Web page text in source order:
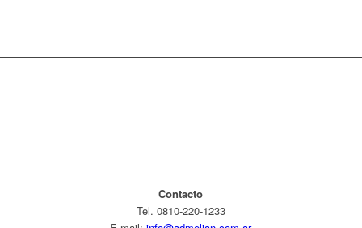
Contacto
Tel. 0810-220-1233